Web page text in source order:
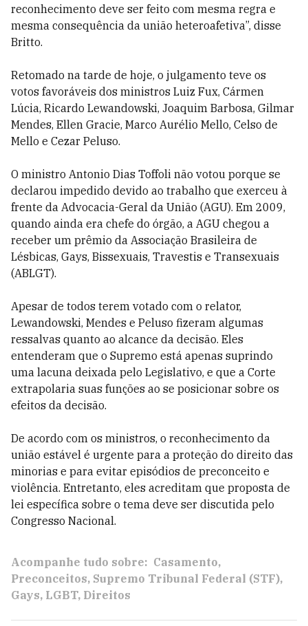
reconhecimento deve ser feito com mesma regra e
mesma consequência da união heteroafetiva”, disse
Britto.
Retomado na tarde de hoje, o julgamento teve os
votos favoráveis dos ministros Luiz Fux, Cármen
Lúcia, Ricardo Lewandowski, Joaquim Barbosa, Gilmar
Mendes, Ellen Gracie, Marco Aurélio Mello, Celso de
Mello e Cezar Peluso.
O ministro Antonio Dias Toffoli não votou porque se
declarou impedido devido ao trabalho que exerceu à
frente da Advocacia-Geral da União (AGU). Em 2009,
quando ainda era chefe do órgão, a AGU chegou a
receber um prêmio da Associação Brasileira de
Lésbicas, Gays, Bissexuais, Travestis e Transexuais
(ABLGT).
Apesar de todos terem votado com o relator,
Lewandowski, Mendes e Peluso fizeram algumas
ressalvas quanto ao alcance da decisão. Eles
entenderam que o Supremo está apenas suprindo
uma lacuna deixada pelo Legislativo, e que a Corte
extrapolaria suas funções ao se posicionar sobre os
efeitos da decisão.
De acordo com os ministros, o reconhecimento da
união estável é urgente para a proteção do direito das
minorias e para evitar episódios de preconceito e
violência. Entretanto, eles acreditam que proposta de
lei específica sobre o tema deve ser discutida pelo
Congresso Nacional.
Acompanhe tudo sobre: Casamento
Preconceitos Supremo Tribunal Federal (STF)
Gays LGBT Direitos